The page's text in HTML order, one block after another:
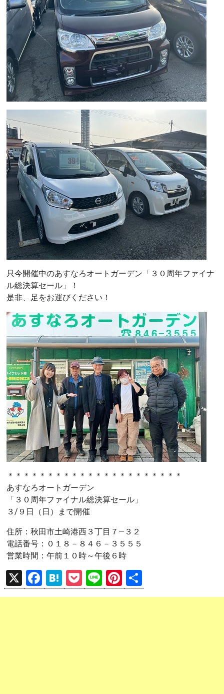
只今開催中のあすなろオートガーデン「３０周年ファイナ
ル総決算セール」！
是非、足をお運びください！
＊＊＊＊＊＊＊＊＊＊＊＊＊＊＊＊＊＊＊＊＊＊
あすなろオートガーデン
「３０周年ファイナル総決算セール」
３/９日（日）まで開催
住所：秋田市土崎港西３丁目７―３２
電話番号：０１８－８４６－３５５５
営業時間：午前１０時～午後６時
X
F
a
H
at
P
o
Li
n
Pi
nt 有